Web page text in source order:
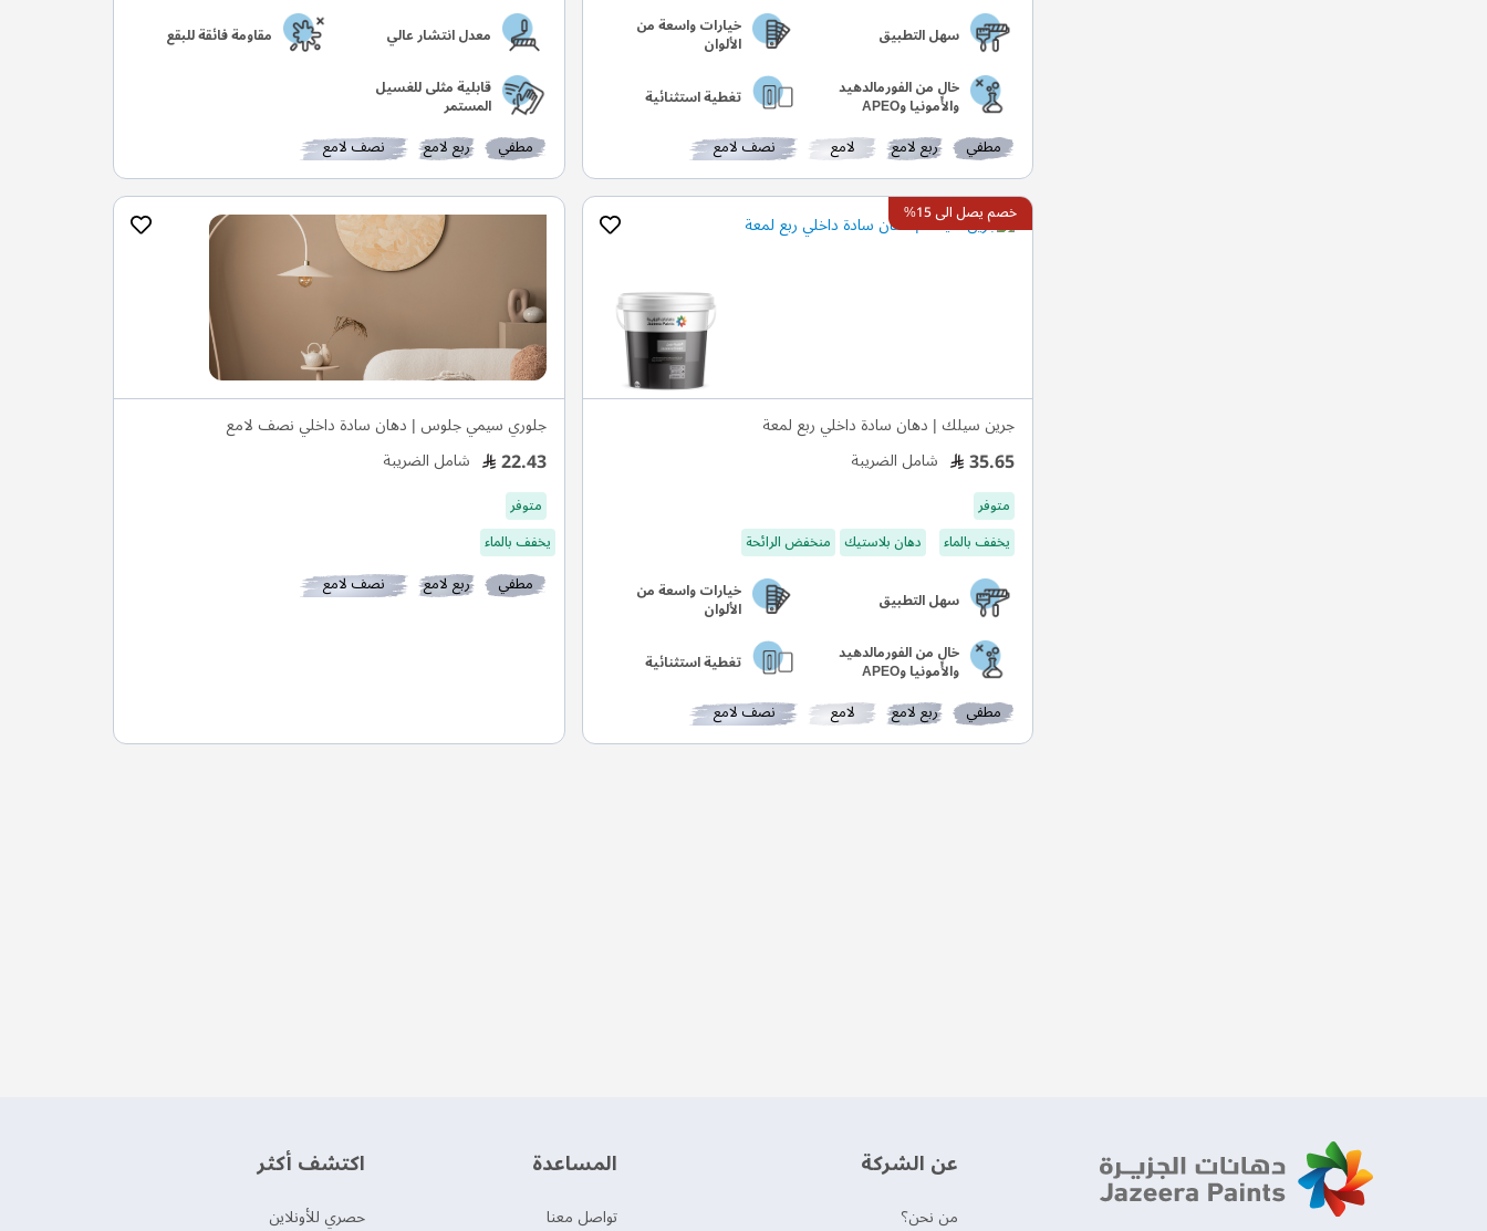
سهل التطبيق خيارات واسعة من
الألوان
خالٍ من الفورمالدهيد
والأمونيا وAPEO تغطية استثنائية
مطفي ربع لامع لامع نصف لامع
معدل انتشار عالي
مقاومة فائقة للبقع
قابلية مثلى للغسيل
المستمر
مطفي ربع لامع نصف لامع
خصم يصل الى 15%
جرين سيلك | دهان سادة داخلي ربع لمعة
35.65 شامل الضريبة
متوفر
يخفف بالماء
دهان بلاستيك منخفض الرائحة
سهل التطبيق خيارات واسعة من
الألوان
خالٍ من الفورمالدهيد
والأمونيا وAPEO تغطية استثنائية
مطفي ربع لامع لامع نصف لامع
جلوري سيمي جلوس | دهان سادة داخلي نصف لامع
22.43 شامل الضريبة
متوفر
يخفف بالماء
مطفي ربع لامع نصف لامع
عن الشركة
من نحن؟
‫المساعدة‬
تواصل معنا
اكتشف أكثر
حصري للأونلاين